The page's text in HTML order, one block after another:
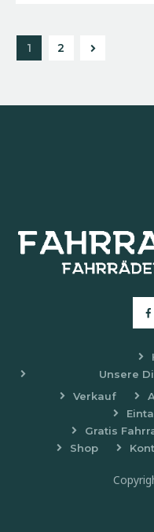
1 2
Unsere
Verkauf
Gratis
Shop